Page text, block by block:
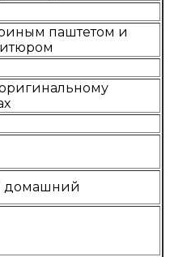
паштетом и
домашний